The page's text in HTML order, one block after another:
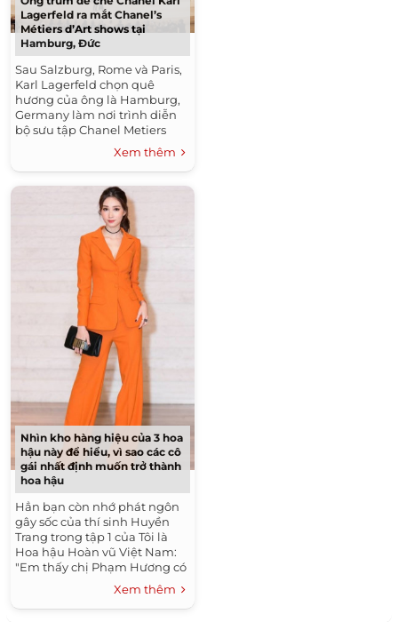
Lagerfeld ra mắt Chanel’s
Métiers d’Art shows tại
Hamburg, Đức
Sau Salzburg, Rome và Paris,
Karl Lagerfeld chọn quê
hương của ông là Hamburg,
Germany làm nơi trình diễn
bộ sưu tập Chanel Metiers
d'Art. Sau show diễn, ông nói:
"Tôi chưa bao giờ rời khỏi
đây....
Xem thêm
Nhìn kho hàng hiệu của 3 hoa
hậu này để hiểu, vì sao các cô
gái nhất định muốn trở thành
hoa hậu
Hẳn bạn còn nhớ phát ngôn
gây sốc của thí sinh Huyền
Trang trong tập 1 của Tôi là
Hoa hậu Hoàn vũ Việt Nam:
"Em thấy chị Phạm Hương có
rất nhiều show quảng cáo lớn,
Xem thêm